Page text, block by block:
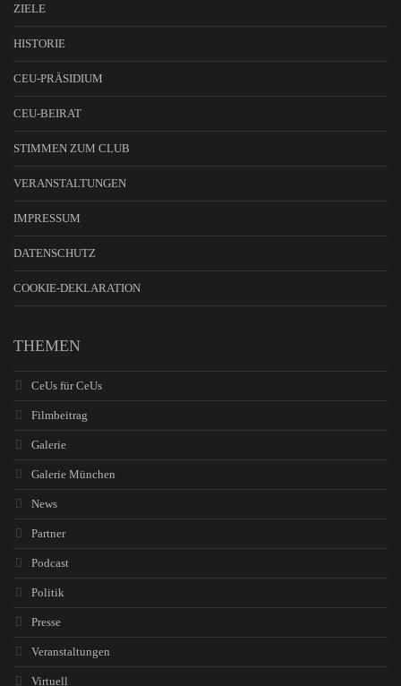
ZIELE
HISTORIE
CEU-PRÄSIDIUM
CEU-BEIRAT
STIMMEN ZUM CLUB
VERANSTALTUNGEN
IMPRESSUM
DATENSCHUTZ
COOKIE-DEKLARATION
THEMEN
CeUs für CeUs
Filmbeitrag
Galerie
Galerie München
News
Partner
Podcast
Politik
Presse
Veranstaltungen
Virtuell